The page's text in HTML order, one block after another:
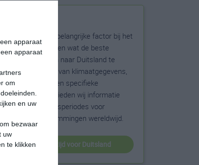
apparaat
apparaat
om
en uw
bezwaar
uw
te klikken
Het weer is een belangrijke factor bij het
reizen. Wil je weten wat de beste
maanden zijn om naar Duitsland te
reizen? Op basis van klimaatgegevens,
weersextremen en specifieke
weerinformatie bieden wij informatie
over de beste reisperiodes voor
duizenden bestemmingen wereldwijd.
beste reistijd voor Duitsland